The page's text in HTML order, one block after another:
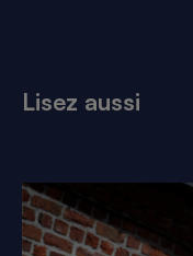
Lisez aussi